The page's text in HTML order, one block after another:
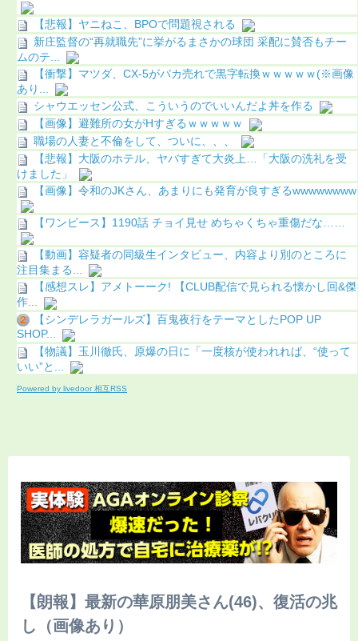
【悲報】ヤニねこ、BPOで問題視される
新庄監督の“再就職先”に挙がるまさかの球団 采配に賛否もチー
ムのテ...
【衝撃】マツダ、CX-5がバカ売れで黒字転換ｗｗｗｗｗ(※画像
あり...
シャウエッセン公式、こういうのでいいんだよ丼を作る
【画像】避難所の女がHすぎるｗｗｗｗｗ
職場の人妻と不倫をして、ついに、、、
【悲報】大阪のホテル、ヤバすぎて大炎上…「大阪の洗礼を受
けました」
【画像】令和のJKさん、あまりにも発育が良すぎるwwwwwwww
【ワンピース】1190話 チョイ見せ めちゃくちゃ重傷だな……
【動画】容疑者の同級生インタビュー、内容より別のところに
注目集まる...
【感想スレ】アメトーーク! 【CLUB配信で見られる懐かし回&傑
作...
【シンデレラガールズ】百鬼夜行をテーマとしたPOP UP
SHOP...
【物議】玉川徹氏、原爆の日に「一度核が使われれば、“使って
いい”と...
Powered by livedoor 相互RSS
【朗報】最新の華原朋美さん(46)、復活の兆
し（画像あり）